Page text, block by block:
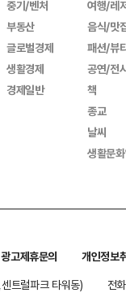
중기/벤처
부동산
글로벌경제
생활경제
경제일반
여행/레
음식/맛
패션/뷰
공연/전
책
종교
날씨
생활문
광고제휴문의
개인정보
트럴파크 타워동)
전